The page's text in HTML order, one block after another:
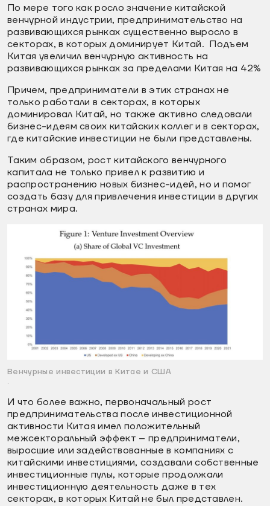
По мере того как росло значение китайской
венчурной индустрии, предпринимательство на
развивающихся рынках существенно выросло в
секторах, в которых доминирует Китай. Подъем
Китая увеличил венчурную активность на
развивающихся рынках за пределами Китая на 42%
Причем, предприниматели в этих странах не
только работали в секторах, в которых
доминировал Китай, но также активно следовали
бизнес-идеям своих китайских коллег и в секторах,
где китайские инвестиции не были представлены.
Таким образом, рост китайского венчурного
капитала не только привел к развитию и
распространению новых бизнес-идей, но и помог
создать базу для привлечения инвестиции в других
странах мира.
Венчурные инвестиции в Китае и США
.
И что более важно, первоначальный рост
предпринимательства после инвестиционной
активности Китая имел положительный
межсекторальный эффект – предприниматели,
выросшие или задействованные в компаниях с
китайскими инвестициями, создавали собственные
инвестиционные пулы, которые продолжали
инвестиционную деятельность даже в тех
секторах, в которых Китай не был представлен.